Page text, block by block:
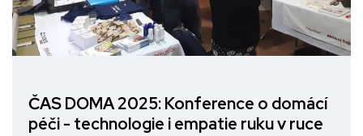
ČAS DOMA 2025: Konference o domácí
péči - technologie i empatie ruku v ruce